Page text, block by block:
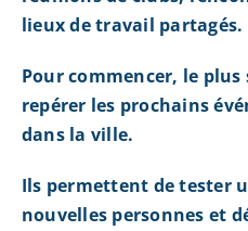
lieux de travail partagés.
Pour commencer, le
repérer les prochains
dans la ville.
Ils permettent de tester
nouvelles personnes et